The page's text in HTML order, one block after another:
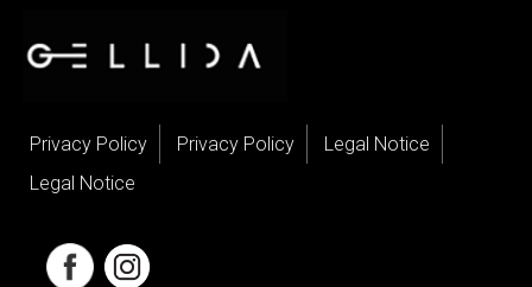
Privacy Policy Privacy Policy
Legal Notice
Legal Notice